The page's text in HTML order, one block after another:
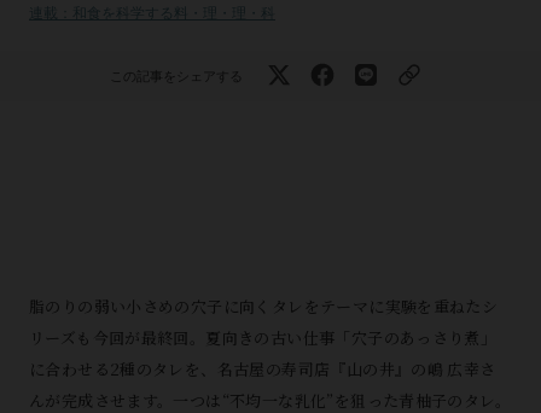
連載：和食を科学する料・理・理・科
この記事をシェアする
脂のりの弱い小さめの穴子に向くタレをテーマに実験を重ねたシ
リーズも今回が最終回。夏向きの古い仕事「穴子のあっさり煮」
に合わせる2種のタレを、名古屋の寿司店『山の井』の嶋 広幸さ
んが完成させます。一つは“不均一な乳化”を狙った青柚子のタレ。